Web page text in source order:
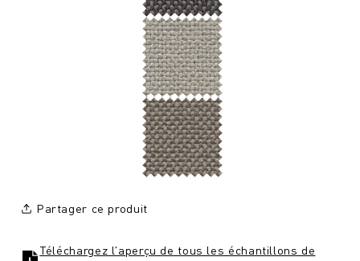
Partager ce produit
Téléchargez l'aperçu de tous les échantillons de